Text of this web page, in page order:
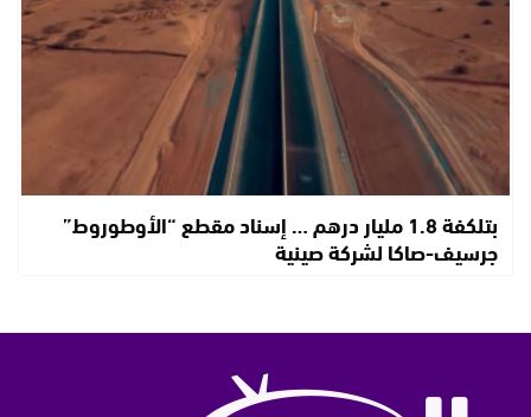
بتلكفة 1.8 مليار درهم … إسناد مقطع “الأوطوروط”
جرسيف-صاكا لشركة صينية